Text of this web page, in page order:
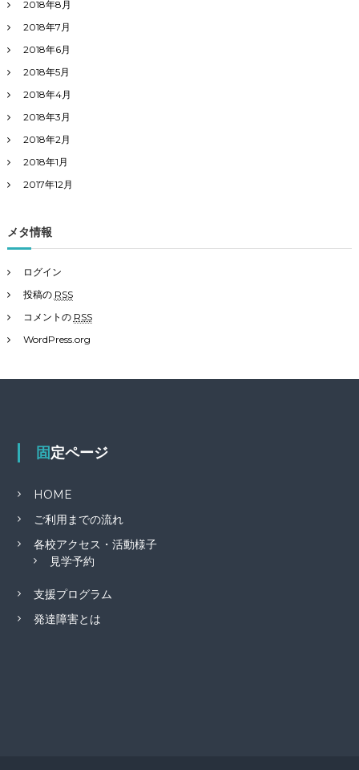
2018年8月
2018年7月
2018年6月
2018年5月
2018年4月
2018年3月
2018年2月
2018年1月
2017年12月
メタ情報
ログイン
投稿の RSS
コメントの RSS
WordPress.org
固定ページ
HOME
ご利用までの流れ
各校アクセス・活動様子
見学予約
支援プログラム
発達障害とは